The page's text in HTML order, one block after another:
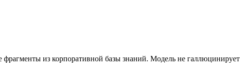
из корпоративной базы знаний. Модель не галлюцинирует